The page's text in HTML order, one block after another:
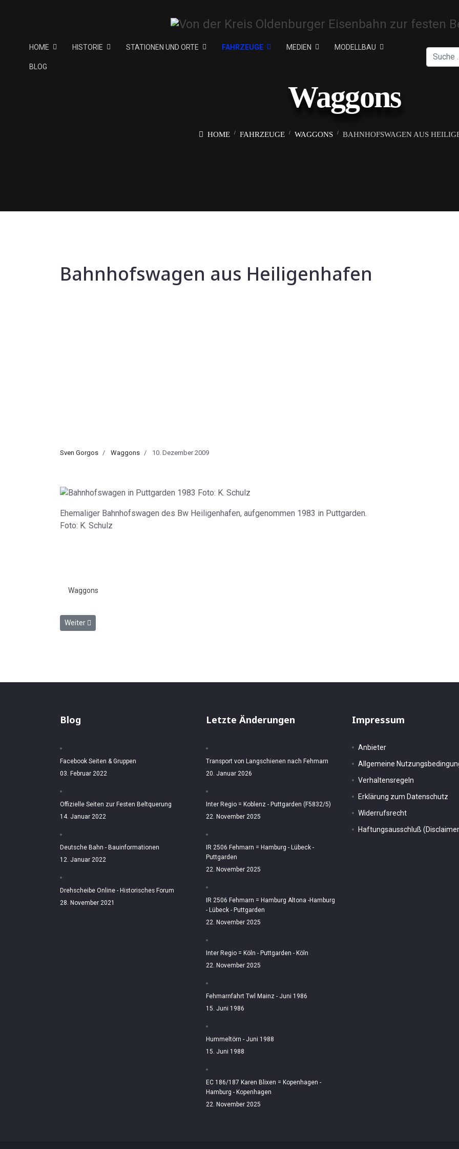
HOME HISTORIE STATIONEN UND ORTE FAHRZEUGE MEDIEN MODELLBAU
BLOG
Suchen
Waggons
HOME FAHRZEUGE WAGGONS BAHNHOFSWAGEN AUS
Bahnhofswagen aus Heiligenhafen
Sven Gorgos Waggons 10. Dezember 2009
Ehemaliger Bahnhofswagen des Bw Heiligenhafen, aufgenommen 1983 in Puttgarden.
Foto: K. Schulz
Waggons
Nächster Beitrag: Donnerbüchse WG 18 KOE Ci-40 VS
Weiter
Blog
Facebook Seiten & Gruppen
03. Februar 2022
Offizielle Seiten zur Festen Beltquerung
14. Januar 2022
Deutsche Bahn - Bauinformationen
12. Januar 2022
Drehscheibe Online - Historisches Forum
28. November 2021
Letzte Änderungen
Transport von Langschienen nach Fehmarn
20. Januar 2026
Inter Regio = Koblenz - Puttgarden (F5832/5)
22. November 2025
IR 2506 Fehmarn = Hamburg - Lübeck -
Puttgarden
22. November 2025
IR 2506 Fehmarn = Hamburg Altona -Hamburg
- Lübeck - Puttgarden
22. November 2025
Inter Regio = Köln - Puttgarden - Köln
22. November 2025
Fehmarnfahrt Twl Mainz - Juni 1986
15. Juni 1986
Hummeltörn - Juni 1988
15. Juni 1988
EC 186/187 Karen Blixen = Kopenhagen -
Hamburg - Kopenhagen
22. November 2025
Impressum
Anbieter
Allgemeine
Verhaltensregeln
Erklärung zum Datenschutz
Widerrufsrecht
Haftungsausschluß